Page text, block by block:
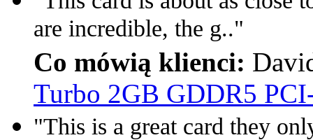
are incredible, the g.."
Co mówią klienci:
Turbo 2GB GDDR5
"This is a great card they